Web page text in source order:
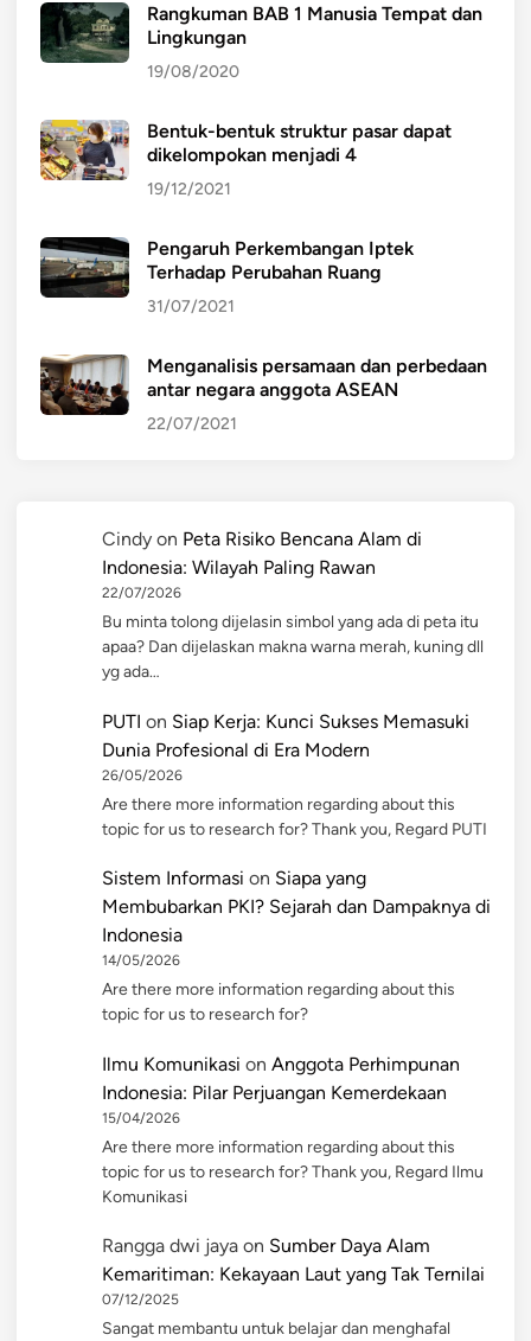
Rangkuman BAB 1 Manusia Tempat dan
Lingkungan
19/08/2020
Bentuk-bentuk struktur pasar dapat
dikelompokan menjadi 4
19/12/2021
Pengaruh Perkembangan Iptek
Terhadap Perubahan Ruang
31/07/2021
Menganalisis persamaan dan perbedaan
antar negara anggota ASEAN
22/07/2021
Cindy on Peta Risiko Bencana Alam di
Indonesia: Wilayah Paling Rawan
22/07/2026
Bu minta tolong dijelasin simbol yang ada di peta itu
apaa? Dan dijelaskan makna warna merah, kuning dll
yg ada…
PUTI on Siap Kerja: Kunci Sukses Memasuki
Dunia Profesional di Era Modern
26/05/2026
Are there more information regarding about this
topic for us to research for? Thank you, Regard PUTI
Sistem Informasi on Siapa yang
Membubarkan PKI? Sejarah dan Dampaknya di
Indonesia
14/05/2026
Are there more information regarding about this
topic for us to research for?
Ilmu Komunikasi on Anggota Perhimpunan
Indonesia: Pilar Perjuangan Kemerdekaan
15/04/2026
Are there more information regarding about this
topic for us to research for? Thank you, Regard Ilmu
Komunikasi
Rangga dwi jaya on Sumber Daya Alam
Kemaritiman: Kekayaan Laut yang Tak Ternilai
07/12/2025
Sangat membantu untuk belajar dan menghafal